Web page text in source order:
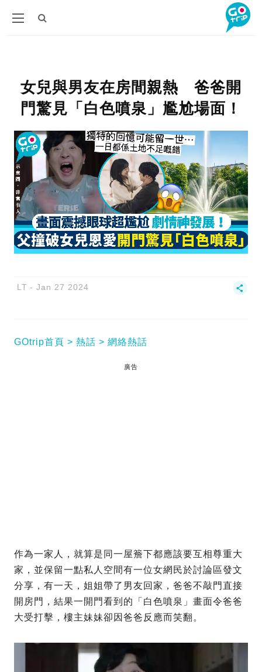
女兒與男友在房間親熱 爸爸開
門驚見「白色噴泉」尷尬場面！
LT Jan 27 2024
GOtrip首頁 熱話 網絡熱話
廣告
作為一家人，就算是同一屋簷下都應該要互相尊重大
家，並保留一點私人空間有一位女網民於討論區發文
分享，有一天，姐姐帶了男友回家，爸爸不敲門直接
開房門，結果一開門看到的「白色噴泉」畫面令爸爸
大受打擊，樓主妹妹卻因爸爸反應而笑翻。